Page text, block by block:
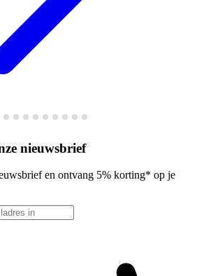
nieuwsbrief
en ontvang 5% korting* op je